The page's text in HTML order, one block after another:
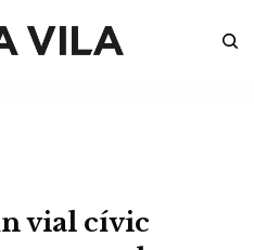
vial cívic